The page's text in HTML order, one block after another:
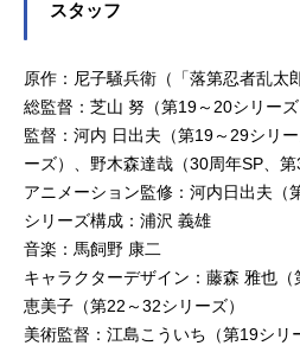
スタッフ
原作：尼子騒兵衛（「落第忍者乱太
総監督：芝山 努（第19～20シリーズ
監督：河内 日出夫（第19～29シリ
ーズ）、野木森達哉（30周年SP、第
アニメーション監修：河内日出夫（
シリーズ構成：浦沢 義雄
音楽：馬飼野 康二
キャラクターデザイン：藤森 雅也
恵美子（第22～32シリーズ）
美術監督：江島こういち（第19シリ